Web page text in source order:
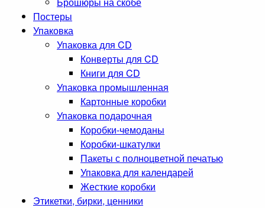
Постеры
Упаковка
Упаковка для CD
Конверты для CD
Книги для CD
Упаковка промышленная
Картонные коробки
Упаковка подарочная
Коробки-чемоданы
Коробки-шкатулки
Пакеты с полноцветной печатью
Упаковка для календарей
Жесткие коробки
Этикетки, бирки, ценники